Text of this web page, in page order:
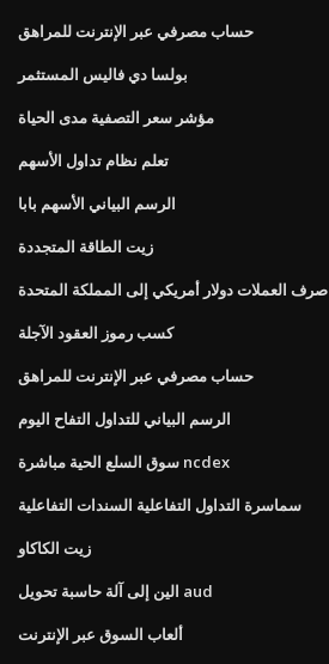
حساب مصرفي عبر الإنترنت للمراهق
بولسا دي فاليس المستثمر
مؤشر سعر التصفية مدى الحياة
تعلم نظام تداول الأسهم
الرسم البياني الأسهم بابا
زيت الطاقة المتجددة
صرف العملات دولار أمريكي إلى المملكة المتحدة
كسب رموز العقود الآجلة
حساب مصرفي عبر الإنترنت للمراهق
الرسم البياني للتداول التفاح اليوم
سوق السلع الحية مباشرة ncdex
سماسرة التداول التفاعلية السندات التفاعلية
زيت الكاكاو
الين إلى آلة حاسبة تحويل aud
ألعاب السوق عبر الإنترنت